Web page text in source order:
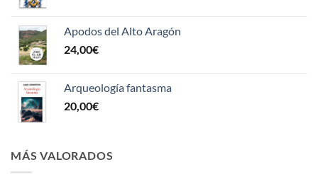
Apodos del Alto Aragón
24,00€
Arqueología fantasma
20,00€
MÁS VALORADOS